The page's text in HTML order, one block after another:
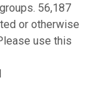
56,187
or otherwise
use this